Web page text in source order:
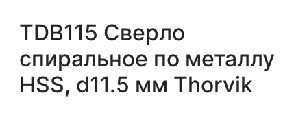
TDB115 Сверло
спиральное по металлу
HSS, d11.5 мм Thorvik